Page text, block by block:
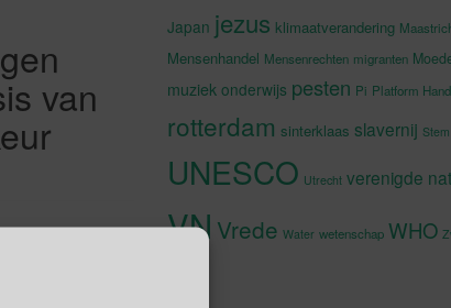
van
is heel
enkel
naam
Japan jezus klimaatverandering
Mensenhandel Mensenrechten migranten
muziek onderwijs pesten Pi Platform
rotterdam sinterklaas slavernij Stem
UNESCO Utrecht verenigde
VN Vrede Water wetenschap WHO